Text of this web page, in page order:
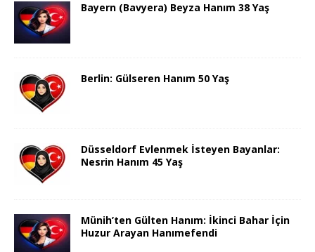
Bayern (Bavyera) Beyza Hanım 38 Yaş
Berlin: Gülseren Hanım 50 Yaş
Düsseldorf Evlenmek İsteyen Bayanlar:
Nesrin Hanım 45 Yaş
Münih’ten Gülten Hanım: İkinci Bahar İçin
Huzur Arayan Hanımefendi